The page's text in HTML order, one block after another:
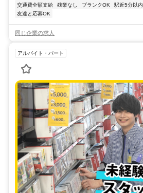
交通費全額支給
残業なし ブランクOK 駅近5分以内
友達と応募OK
同じ企業の求人
アルバイト・パート